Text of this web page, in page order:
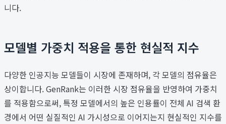
니다.
모델별 가중치 적용을 통한 현실적 지수
다양한 인공지능 모델들이 시장에 존재하며, 각 모델의 점유율은
상이합니다. GenRank는 이러한 시장 점유율을 반영하여 가중치
를 적용함으로써, 특정 모델에서의 높은 인용률이 전체 AI 검색 환
경에서 어떤 실질적인 AI 가시성으로 이어지는지 현실적인 지수를